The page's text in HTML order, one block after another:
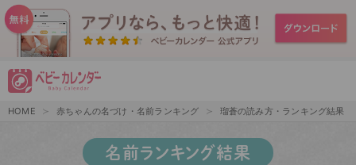
HOME 赤ちゃんの名づけ・名前ランキング 瑠蒼の読み方・ランキング結果
名前ランキング結果